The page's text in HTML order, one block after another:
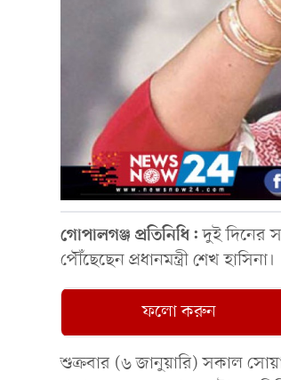
গোপালগঞ্জ প্রতিনিধি:দুই দিনের
পৌঁছেছেন প্রধানমন্ত্রী শেখ হাসিনা।
ফলো করুন
শুক্রবার (৬ জানুয়ারি) সকাল সোয়া